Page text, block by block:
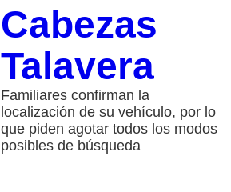
Cabezas
Talavera
Familiares confirman la
localización de su vehículo, por lo
que piden agotar todos los modos
posibles de búsqueda